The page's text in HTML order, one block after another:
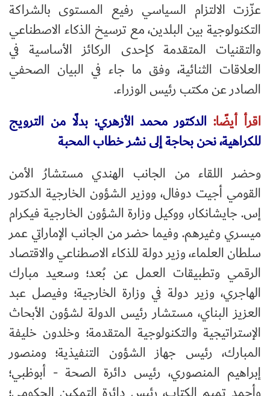
عزّزت الالتزام السياسي رفيع المستوى بالشراكة
التكنولوجية بين البلدين، مع ترسيخ الذكاء الاصطناعي
والتقنيات المتقدمة كإحدى الركائز الأساسية في
العلاقات الثنائية، وفق ما جاء في البيان الصحفي
الصادر عن مكتب رئيس الوزراء.
اقرأ أيضًا: الدكتور محمد الأزهري: بدلًا من الترويج
للكراهية، نحن بحاجة إلى نشر خطاب المحبة
وحضر اللقاء من الجانب الهندي مستشارُ الأمن
القومي أجيت دوفال، ووزير الشؤون الخارجية الدكتور
إس. جايشانكار، ووكيل وزارة الشؤون الخارجية فيكرام
ميسري وغيرهم. وفيما حضر من الجانب الإماراتي عمر
سلطان العلماء، وزير دولة للذكاء الاصطناعي والاقتصاد
الرقمي وتطبيقات العمل عن بُعد؛ وسعيد مبارك
الهاجري، وزير دولة في وزارة الخارجية؛ وفيصل عبد
العزيز البناي، مستشار رئيس الدولة لشؤون الأبحاث
الإستراتيجية والتكنولوجية المتقدمة؛ وخلدون خليفة
المبارك، رئيس جهاز الشؤون التنفيذية؛ ومنصور
إبراهيم المنصوري، رئيس دائرة الصحة - أبوظبي؛